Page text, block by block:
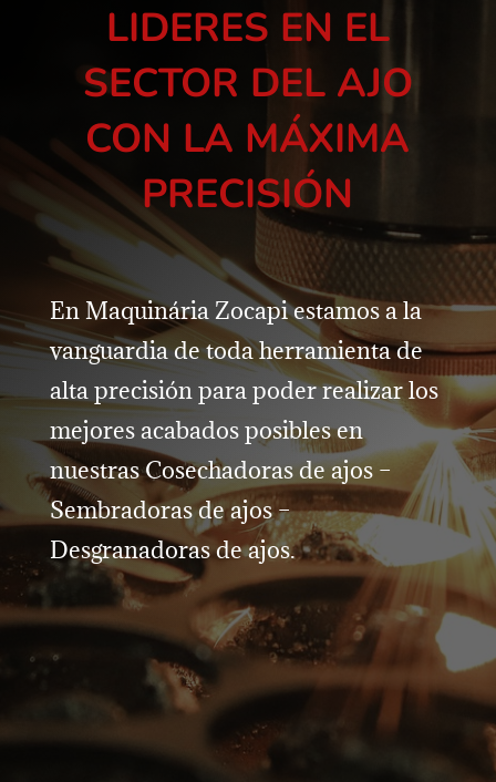
LIDERES EN EL
SECTOR DEL AJO
CON LA MÁXIMA
PRECISIÓN
En Maquinária Zocapi estamos a la
vanguardia de toda herramienta de
alta precisión para poder realizar los
mejores acabados posibles en
nuestras Cosechadoras de ajos –
Sembradoras de ajos –
Desgranadoras de ajos.